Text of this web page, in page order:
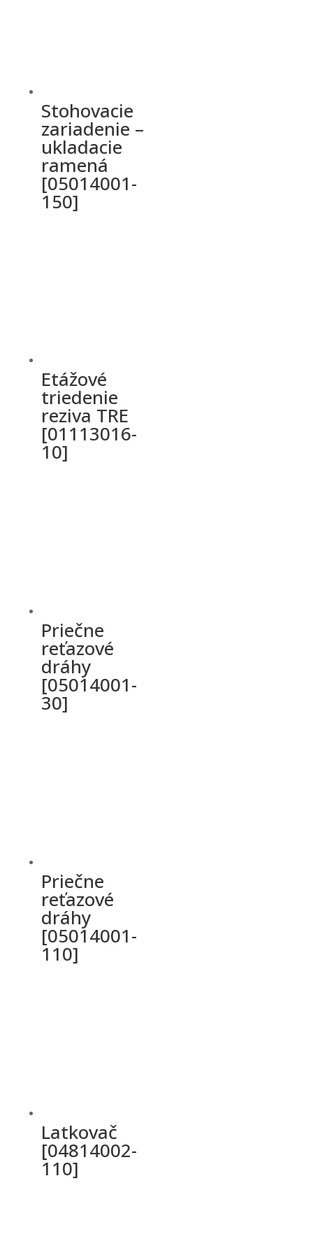
Stohovacie
zariadenie –
ukladacie
ramená
[05014001-
150]
Etážové
triedenie
reziva TRE
[01113016-
10]
Priečne
reťazové
dráhy
[05014001-
30]
Priečne
reťazové
dráhy
[05014001-
110]
Latkovač
[04814002-
110]